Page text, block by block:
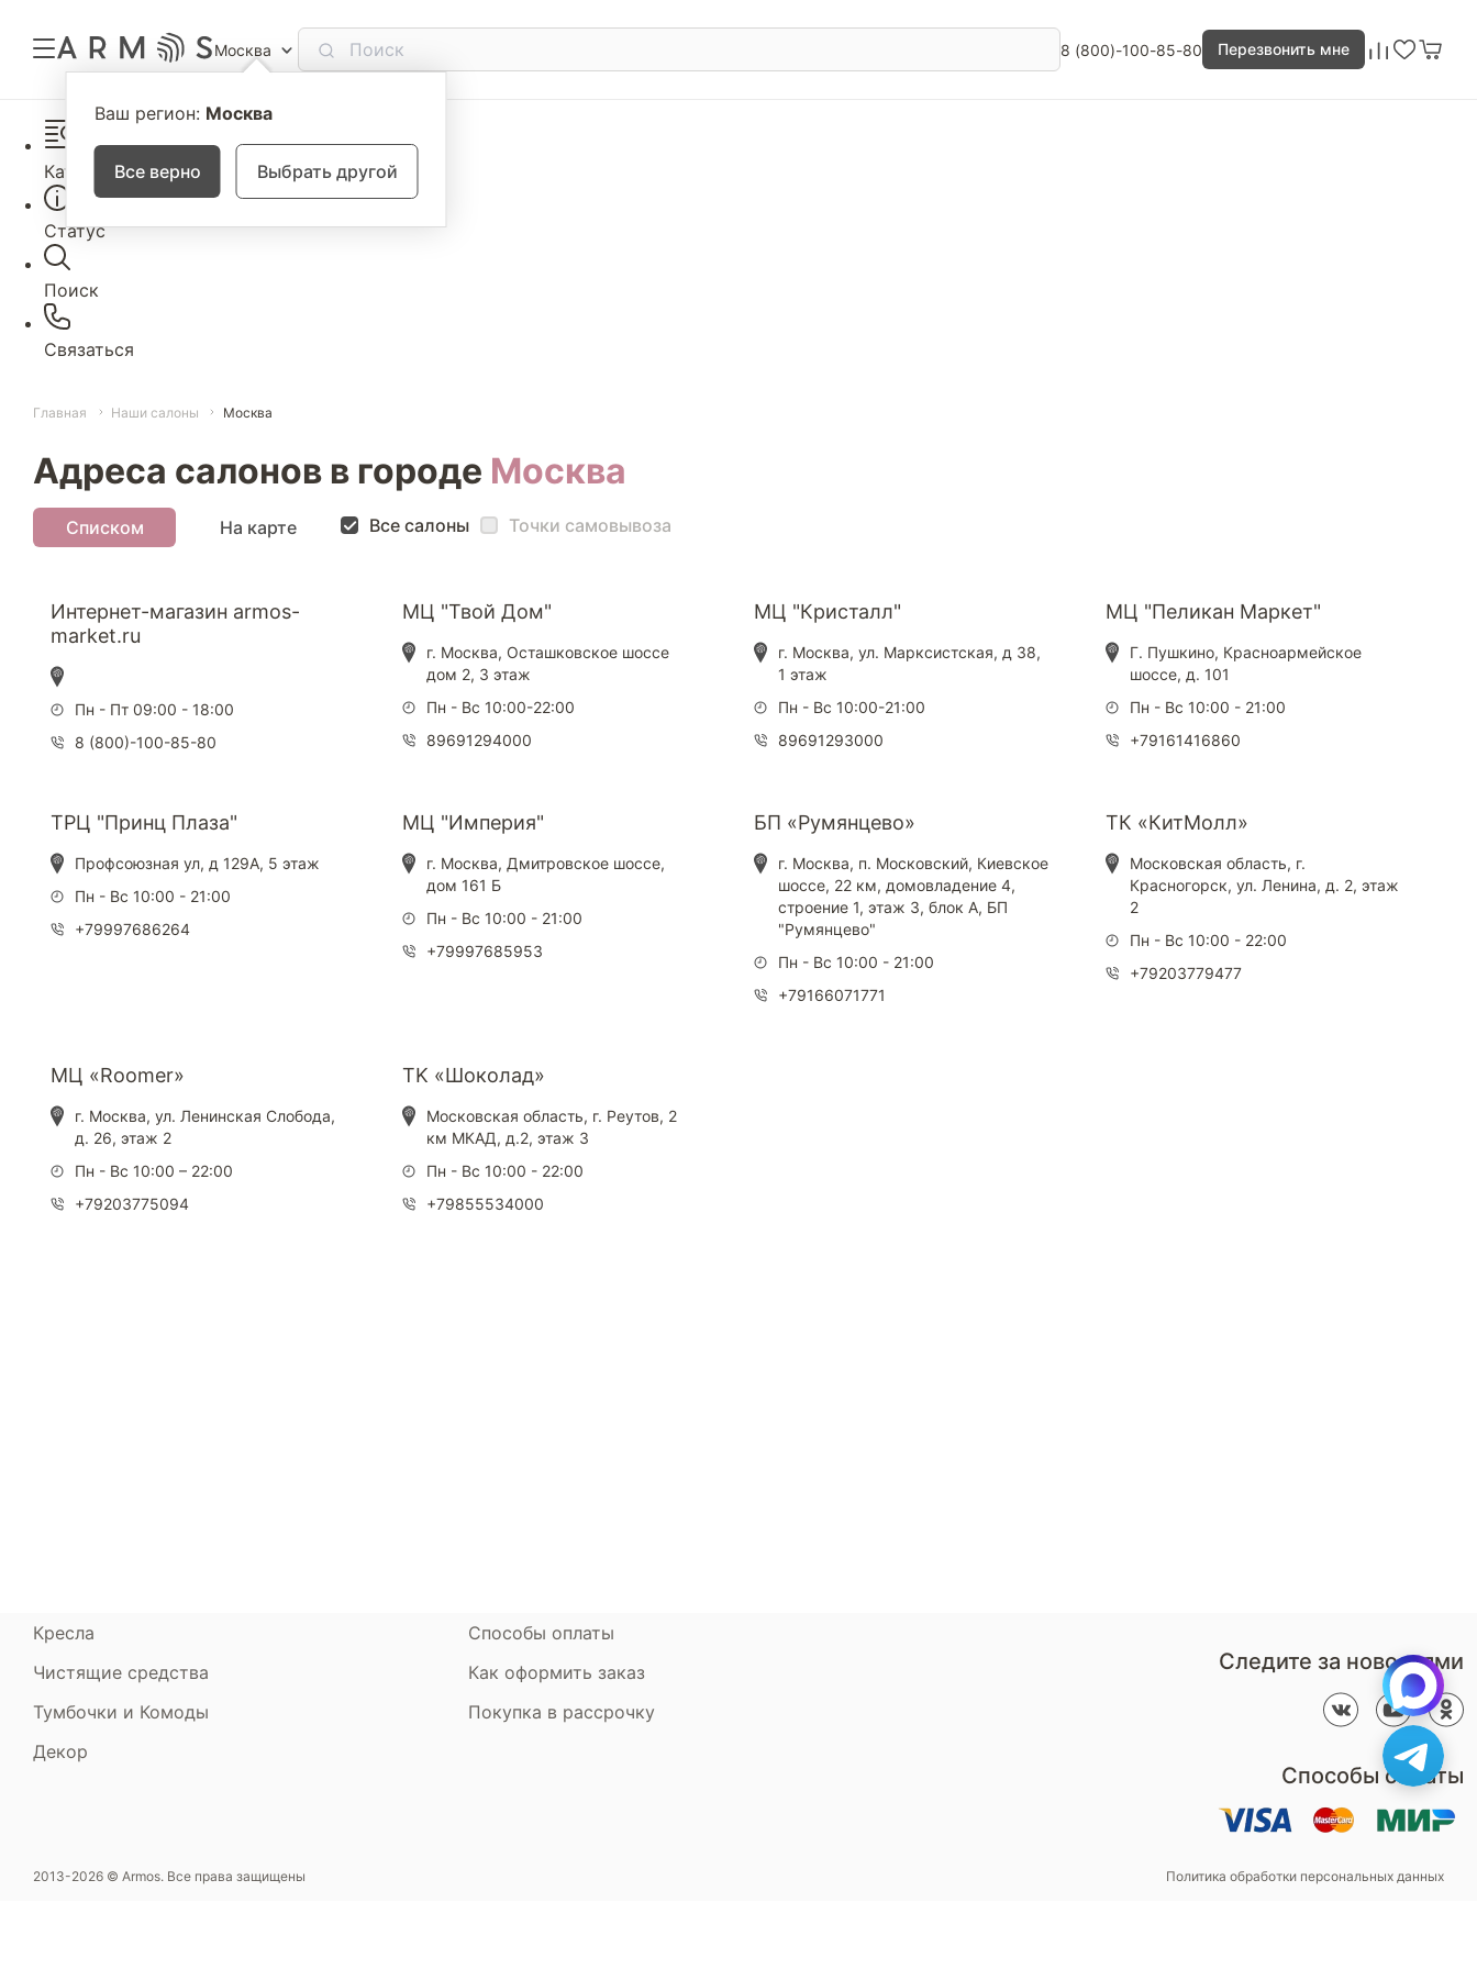
Москва
Ваш регион: Москва
Все верно Выбрать другой
8 (800)-100-85-80 Перезвонить мне
Каталог
Статус
Поиск
Связаться
Главная Наши салоны Москва
Адреса салонов в городе Москва
Списком На карте Все салоны Точки самовывоза
Интернет-магазин armos-
market.ru
Пн - Пт 09:00 - 18:00
8 (800)-100-85-80
МЦ "Твой Дом"
г. Москва, Осташковское шоссе
дом 2, 3 этаж
Пн - Вс 10:00-22:00
89691294000
МЦ "Кристалл"
г. Москва, ул. Марксистская, д 38,
1 этаж
Пн - Вс 10:00-21:00
89691293000
МЦ "Пеликан Маркет"
Г. Пушкино, Красноармейское
шоссе, д. 101
Пн - Вс 10:00 - 21:00
+79161416860
ТРЦ "Принц Плаза"
Профсоюзная ул, д 129А, 5 этаж
Пн - Вс 10:00 - 21:00
+79997686264
МЦ "Империя"
г. Москва, Дмитровское шоссе,
дом 161 Б
Пн - Вс 10:00 - 21:00
+79997685953
БП «Румянцево»
г. Москва, п. Московский, Киевское
шоссе, 22 км, домовладение 4,
строение 1, этаж 3, блок А, БП
"Румянцево"
Пн - Вс 10:00 - 21:00
+79166071771
ТК «КитМолл»
Московская область, г.
Красногорск, ул. Ленина, д. 2, этаж
2
Пн - Вс 10:00 - 22:00
+79203779477
МЦ «Roomer»
г. Москва, ул. Ленинская Слобода,
д. 26, этаж 2
Пн - Вс 10:00 – 22:00
+79203775094
ТK «Шоколад»
Московская область, г. Реутов, 2
км МКАД, д.2, этаж 3
Пн - Вс 10:00 - 22:00
+79855534000
Кресла
Чистящие средства
Тумбочки и Комоды
Декор
Способы оплаты
Как оформить заказ
Покупка в рассрочку
Следите за новостями
Способы оплаты
2013-2026 © Armos. Все права защищены Политика обработки персональных данных